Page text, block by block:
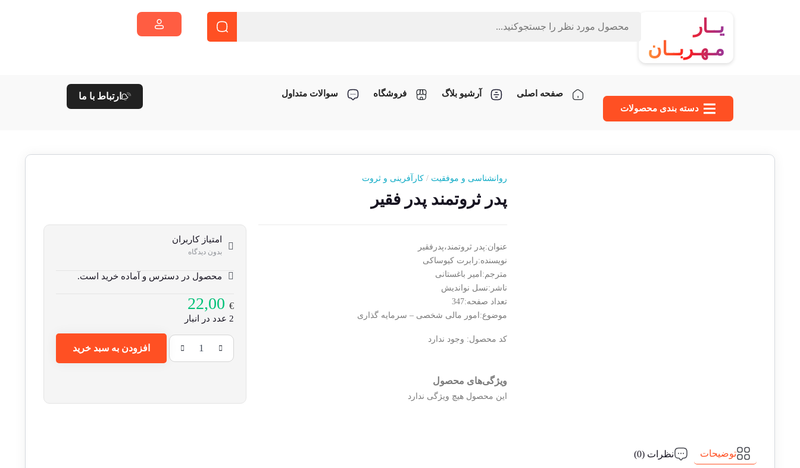
یــار
مـهـربــان
دسته‌ بندی محصولات
صفحه اصلی آرشیو بلاگ فروشگاه سوالات متداول ارتباط با ما
روانشناسی و موفقیت /کارآفرینی و ثروت
پدر ثروتمند پدر فقیر
عنوان:پدر ثروتمند،پدرفقیر
نویسنده:رابرت کیوساکی
مترجم:امیر باغستانی
ناشر:نسل نواندیش
تعداد صفحه:347
موضوع:امور مالی شخصی – سرمایه گذاری
کد محصول: وجود ندارد
ویژگی‌های محصول
این محصول هیچ ویژگی ندارد
امتیاز کاربران
بدون دیدگاه
محصول در دسترس و آماده خرید است.
22,00€
2 عدد در انبار
افزودن به سبد خرید
توضیحات نظرات (0)